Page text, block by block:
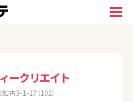
ークリエイト
古3-1-17（101）